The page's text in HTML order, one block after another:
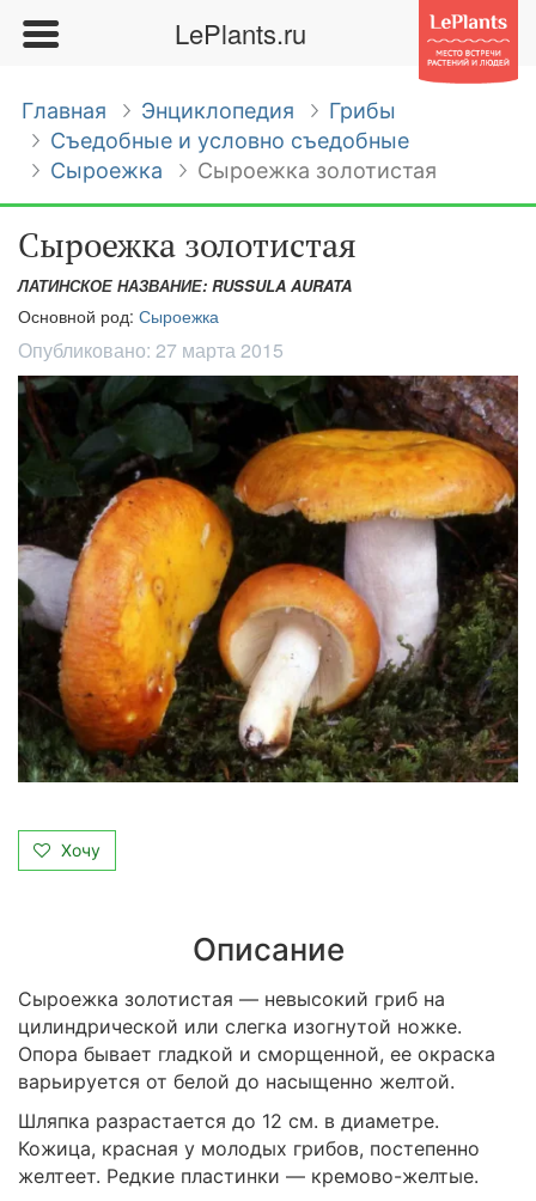
LePlants.ru
Главная Энциклопедия
Грибы
Съедобные и условно съедобные
Сыроежка
Сыроежка золотистая
Сыроежка золотистая
ЛАТИНСКОЕ НАЗВАНИЕ: RUSSULA AURATA
Основной род: Сыроежка
Опубликовано: 27 марта 2015
Хочу
Описание
Сыроежка золотистая — невысокий гриб на
цилиндрической или слегка изогнутой ножке.
Опора бывает гладкой и сморщенной, ее окраска
варьируется от белой до насыщенно желтой.
Шляпка разрастается до 12 см. в диаметре.
Кожица, красная у молодых грибов, постепенно
желтеет. Редкие пластинки — кремово-желтые.